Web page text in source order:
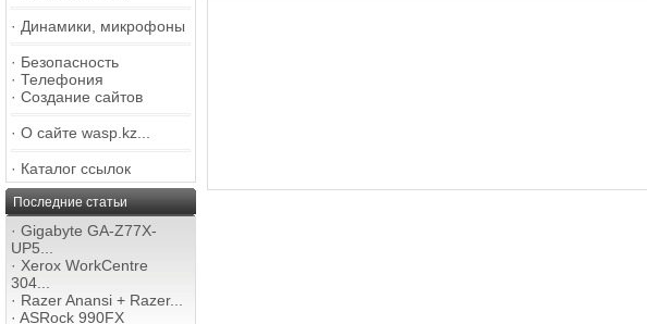
· Динамики, микрофоны
· Безопасность
· Телефония
· Создание сайтов
· О сайте wasp.kz...
· Каталог ссылок
Последние статьи
· Gigabyte GA-Z77X-
UP5...
· Xerox WorkCentre
304...
· Razer Anansi + Razer...
· ASRock 990FX